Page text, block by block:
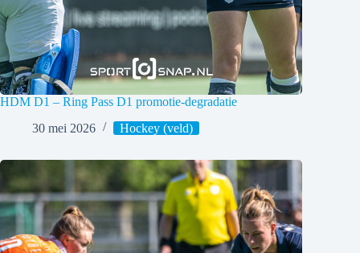
HDM D1 – Ring Pass D1 promotie-degradatie
30 mei 2026
Hockey (veld)